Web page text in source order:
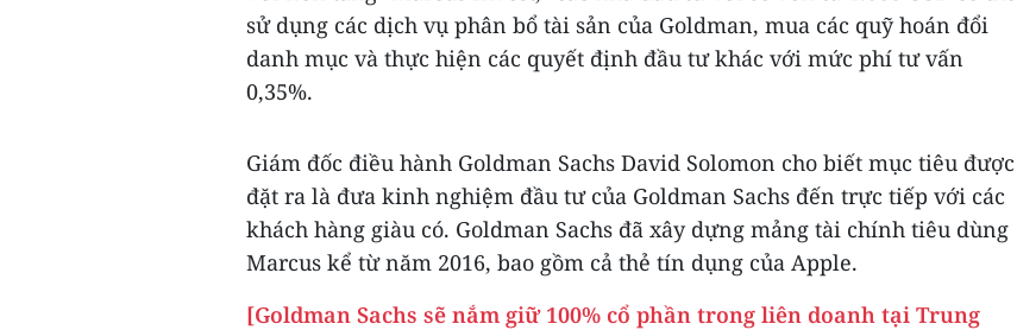
sử dụng các dịch vụ phân bổ tài sản của Goldman, mua các quỹ hoán đổi
danh mục và thực hiện các quyết định đầu tư khác với mức phí tư vấn
0,35%.
Giám đốc điều hành Goldman Sachs David Solomon cho biết mục tiêu được
đặt ra là đưa kinh nghiệm đầu tư của Goldman Sachs đến trực tiếp với các
khách hàng giàu có. Goldman Sachs đã xây dựng mảng tài chính tiêu dùng
Marcus kể từ năm 2016, bao gồm cả thẻ tín dụng của Apple.
[Goldman Sachs sẽ nắm giữ 100% cổ phần trong liên doanh tại Trung